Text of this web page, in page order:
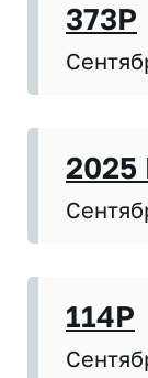
373P
2025
114P